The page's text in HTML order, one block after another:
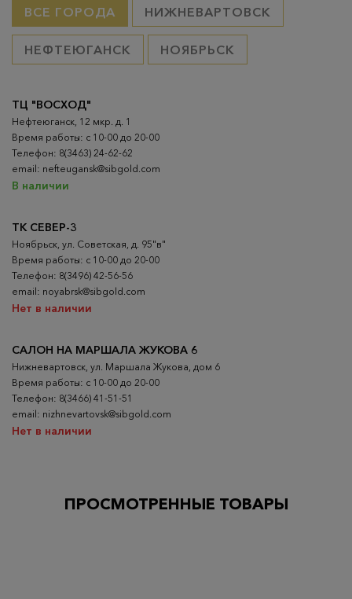
ВСЕ ГОРОДА НИЖНЕВАРТОВСК
НЕФТЕЮГАНСК НОЯБРЬСК
ТК СЕВЕР-3
Ноябрьск, ул. Советская, д. 95"в"
Время работы: с 10-00 до 20-00
Телефон: 8(3496) 42-56-56
email: noyabrsk@sibgold.com
Нет в наличии
ТЦ "ВОСХОД"
Нефтеюганск, 12 мкр. д. 1
Время работы: с 10-00 до 20-00
Телефон: 8(3463) 24-62-62
email: nefteugansk@sibgold.com
В наличии
САЛОН НА МАРШАЛА ЖУКОВА 6
Нижневартовск, ул. Маршала Жукова, дом 6
Время работы: с 10-00 до 20-00
Телефон: 8(3466) 41-51-51
email: nizhnevartovsk@sibgold.com
Нет в наличии
ПРОСМОТРЕННЫЕ ТОВАРЫ